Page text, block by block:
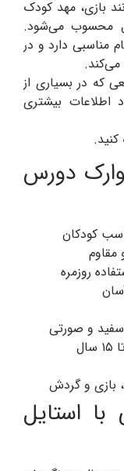
بازی، مهد کودک
محسوب می‌شود.
مناسبی دارد و در
می‌کند.
که در بسیاری از
اطلاعات بیشتری
کنید.
دورس
کودکان
روزمره
سفید و صورتی
بازی و گردش
استایل